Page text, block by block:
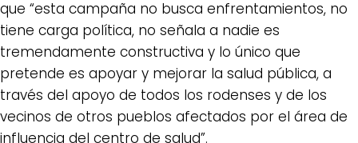
que “esta campaña no busca enfrentamientos, no
tiene carga política, no señala a nadie es
tremendamente constructiva y lo único que
pretende es apoyar y mejorar la salud pública, a
través del apoyo de todos los rodenses y de los
vecinos de otros pueblos afectados por el área de
influencia del centro de salud”.